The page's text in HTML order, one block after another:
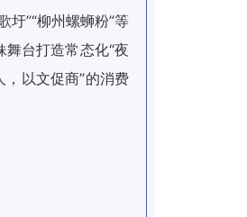
”“柳州螺蛳粉”等
台打造常态化“夜
以文促商”的消费